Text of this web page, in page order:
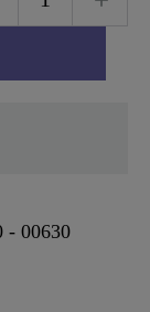
- 00630